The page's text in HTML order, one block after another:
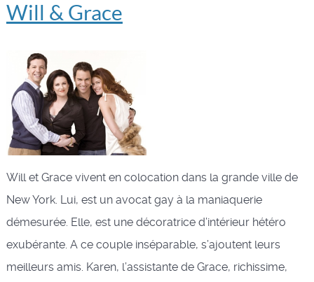
Will & Grace
Will et Grace vivent en colocation dans la grande ville de
New York. Lui, est un avocat gay à la maniaquerie
démesurée. Elle, est une décoratrice d’intérieur hétéro
exubérante. A ce couple inséparable, s’ajoutent leurs
meilleurs amis. Karen, l’assistante de Grace, richissime,